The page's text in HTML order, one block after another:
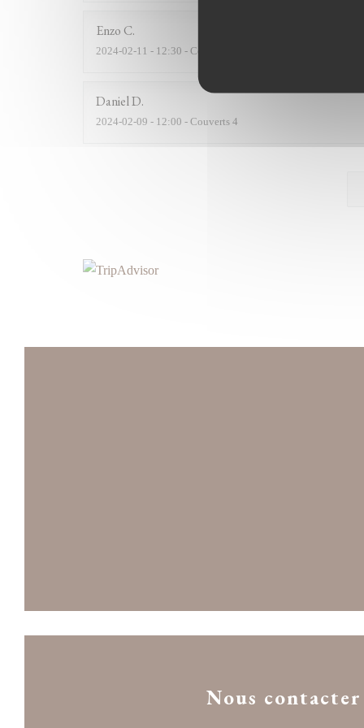
Enzo C
2024-02-11 - 12:30 - Couverts 2
DanielD
2024-02-09 - 12:00 - Couverts 4
Nous contacter